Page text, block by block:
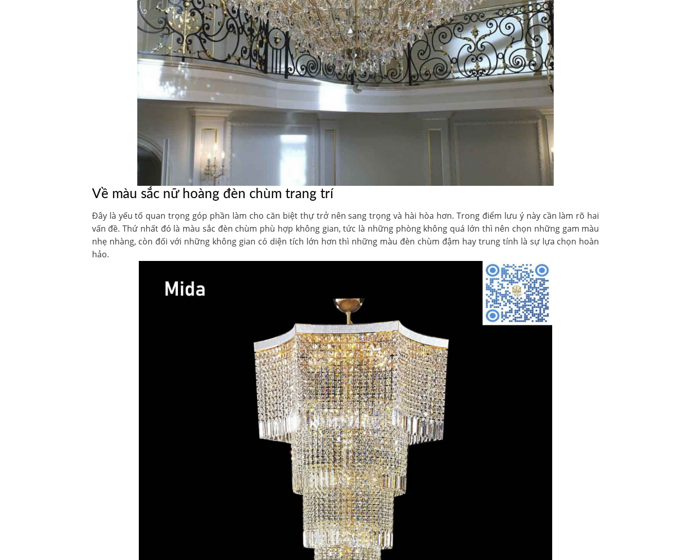
Về màu sắc nữ hoàng đèn chùm trang trí
Đây là yếu tố quan trọng góp phần làm cho căn biệt thự trở nên sang trọng và hài hòa hơn. Trong điểm lưu ý này cần làm rõ hai
vấn đề. Thứ nhất đó là màu sắc đèn chùm phù hợp không gian, tức là những phòng không quá lớn thì nên chọn những gam màu
nhẹ nhàng, còn đối với những không gian có diện tích lớn hơn thì những màu đèn chùm đậm hay trung tính là sự lựa chọn hoàn
hảo.